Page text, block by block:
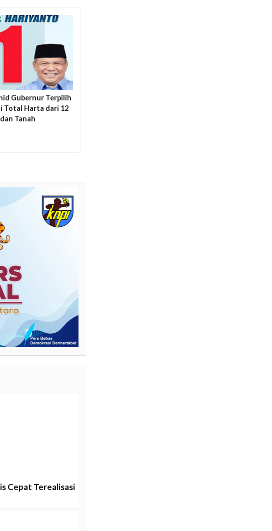
Gubernur Terpilih
Total Harta dari 12
Tanah
Cepat Terealisasi